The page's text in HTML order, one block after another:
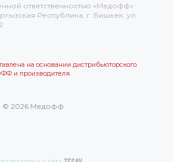
ответственностью «Медофф»
Республика, г. Бишкек, ул.
на основании дистрибьюторского
и производителя.
© 2026 Медофф